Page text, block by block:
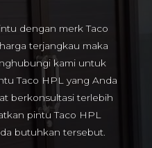
dengan merk Taco
terjangkau maka
kami untuk
Taco HPL yang Anda
berkonsultasi terlebih
pintu Taco HPL
butuhkan tersebut.